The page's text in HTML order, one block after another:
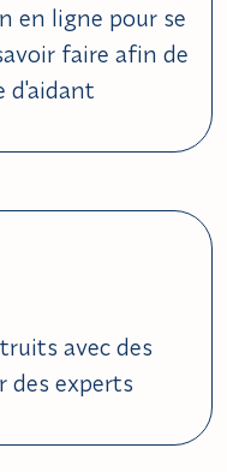
en ligne pour se
faire afin de
d'aidant
avec des
des experts